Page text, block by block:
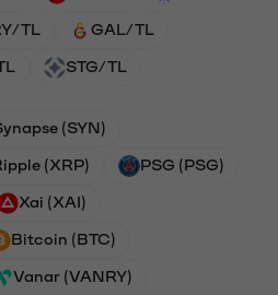
TL GAL/TL
STG/TL
(SYN)
(XRP) PSG (PSG)
Xai (XAI)
Bitcoin (BTC)
Vanar (VANRY)